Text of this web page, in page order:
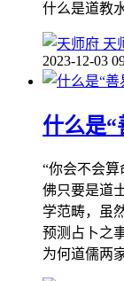
什么是道教
天
2023-12-03
什么是“
“你会不会
佛只要是道
学范畴，虽
预测占卜之
为何道儒两